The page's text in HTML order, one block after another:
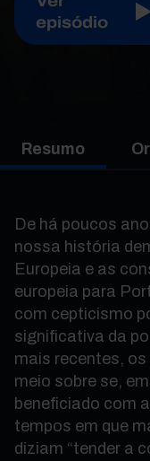
episódio
Resumo
De há poucos
nossa história
Europeia e as
europeia para
com cepticismo
significativa da
mais recentes,
meio sobre se,
beneficiado com
tempos em que
diziam “tender a